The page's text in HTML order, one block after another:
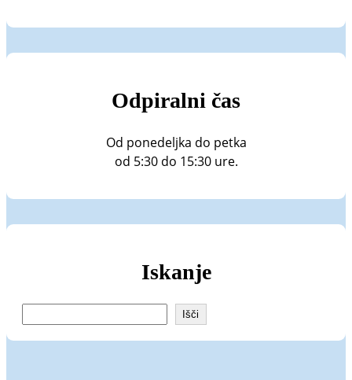
Odpiralni čas
Od ponedeljka do petka
od 5:30 do 15:30 ure.
Iskanje
Išči